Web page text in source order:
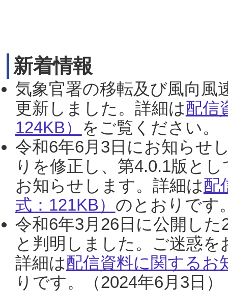
新着情報
気象官署の移転及び風向風
更新しました。詳細は配信
124KB） をご覧ください。
令和6年6月3日にお知らせ
りを修正し、第4.0.1版と
お知らせします。詳細は配
式：121KB） のとおりです
令和6年3月26日に公開し
と判明しました。ご迷惑
詳細は配信資料に関するお
りです。（2024年6月3日）